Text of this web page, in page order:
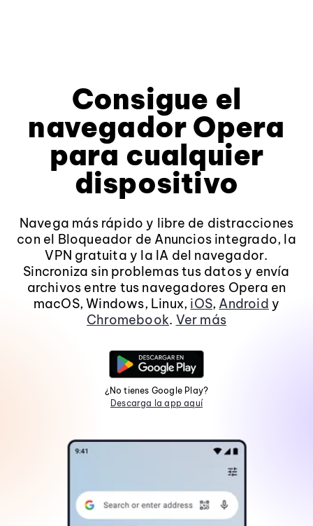
Consigue el
navegador Opera
para cualquier
dispositivo
Navega más rápido y libre de distracciones
con el Bloqueador de Anuncios integrado, la
VPN gratuita y la IA del navegador.
Sincroniza sin problemas tus datos y envía
archivos entre tus navegadores Opera en
macOS, Windows, Linux, iOS, Android y
Chromebook. Ver más
¿No tienes Google Play?
Descarga la app aquí